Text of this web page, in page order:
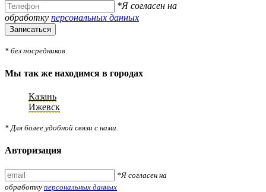
*Я согласен на
обработку персональных данных
Записаться
* без посредников
Мы так же находимся в городах
Казань
Ижевск
* Для более удобной связи с нами.
Авторизация
*Я согласен на
обработку персональных данных